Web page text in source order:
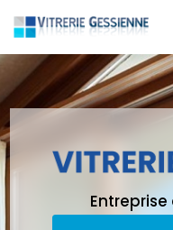
au
contenu
principal